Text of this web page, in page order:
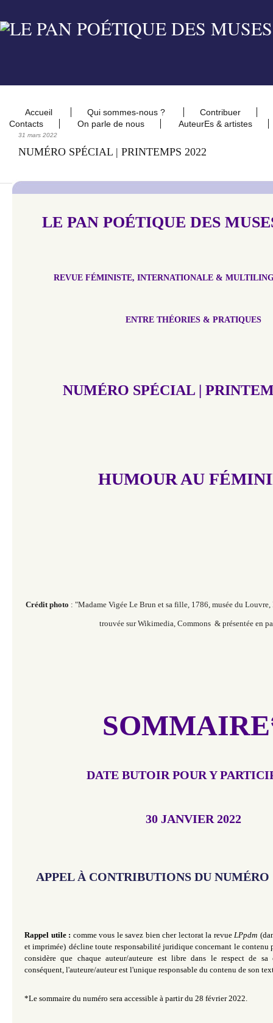
Accueil Qui sommes-nous ?
Contribuer
Contacts
On parle de nous AuteurEs & artistes
31 mars 2022
NUMÉRO SPÉCIAL | PRINTEMPS 2022
LE PAN POÉTIQUE DES
REVUE FÉMINISTE, INTERNATIONALE &
ENTRE THÉORIES & PRATIQUES
NUMÉRO SPÉCIAL |
HUMOUR AU
Crédit photo : "Madame Vigée Le Brun et sa fille, 1786, musée du
trouvée sur Wikimedia, Commons & présentée en
DATE BUTOIR POUR Y
30 JANVIER 2022
APPEL À CONTRIBUTIONS DU NUMÉRO
Rappel utile : comme vous le savez bien cher lectorat la revue LPpdm
et imprimée) décline toute responsabilité juridique concernant le contenu
considère que chaque auteur/auteure est libre dans le respect de sa
conséquent, l'auteure/auteur est l'unique responsable du contenu de son
*Le sommaire du numéro sera accessible à partir du 28 février 2022.